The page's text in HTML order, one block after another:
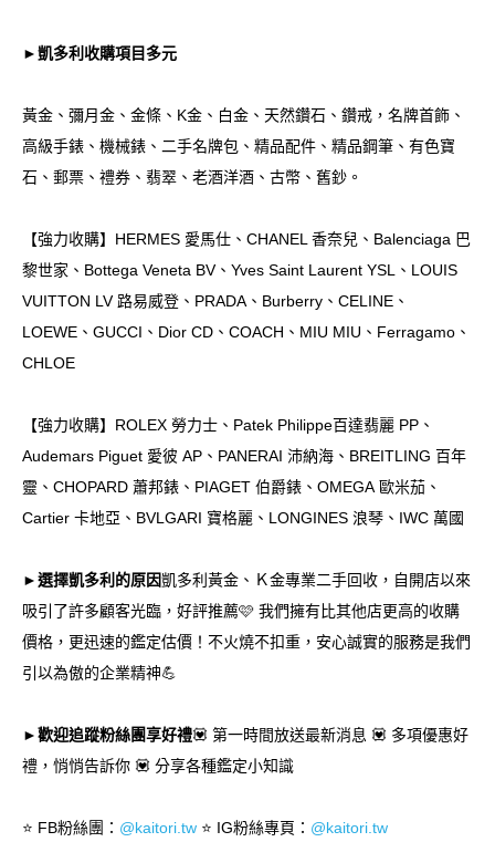
►凱多利收購項目多元
黃金、彌月金、金條、K金、白金、天然鑽石、鑽戒，名牌首飾、
高級手錶、機械錶、二手名牌包、精品配件、精品鋼筆、有色寶
石、郵票、禮券、翡翠、老酒洋酒、古幣、舊鈔。
【強力收購】HERMES 愛馬仕、CHANEL 香奈兒、Balenciaga 巴
黎世家、Bottega Veneta BV、Yves Saint Laurent YSL、LOUIS
VUITTON LV 路易威登、PRADA、Burberry、CELINE、
LOEWE、GUCCI、Dior CD、COACH、MIU MIU、Ferragamo、
CHLOE
【強力收購】ROLEX 勞力士、Patek Philippe百達翡麗 PP、
Audemars Piguet 愛彼 AP、PANERAI 沛納海、BREITLING 百年
靈、CHOPARD 蕭邦錶、PIAGET 伯爵錶、OMEGA 歐米茄、
Cartier 卡地亞、BVLGARI 寶格麗、LONGINES 浪琴、IWC 萬國
►選擇凱多利的原因凱多利黃金、Ｋ金專業二手回收，自開店以來
吸引了許多顧客光臨，好評推薦🩷 我們擁有比其他店更高的收購
價格，更迅速的鑑定估價！不火燒不扣重，安心誠實的服務是我們
引以為傲的企業精神💪
►歡迎追蹤粉絲團享好禮💟 第一時間放送最新消息 💟 多項優惠好
禮，悄悄告訴你 💟 分享各種鑑定小知識
⭐️ FB粉絲團： @kaitori.tw ⭐️ IG粉絲專頁： @kaitori.tw